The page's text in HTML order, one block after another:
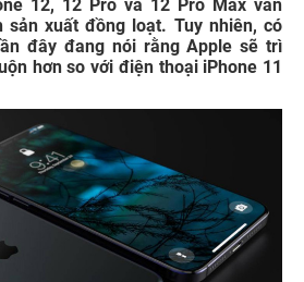
12, 12 Pro và 12 Pro Max vẫn
xuất đồng loạt. Tuy nhiên, có
đây đang nói rằng Apple sẽ trì
hơn so với điện thoại iPhone 11